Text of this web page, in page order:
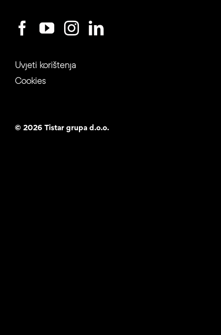
Uvjeti korištenja
Cookies
© 2026 Tistar grupa d.o.o.